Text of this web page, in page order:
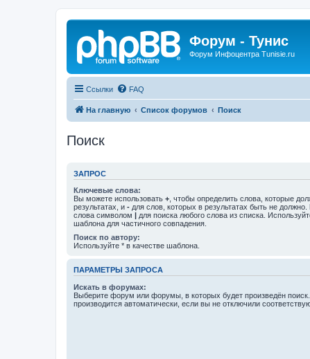
Форум - Тунис
Форум Инфоцентра Tunisie.ru
Ссылки FAQ
На главную Список форумов Поиск
Поиск
ЗАПРОС
Ключевые слова:
Вы можете использовать + , чтобы определить слова, которые
результатах, и - для слов, которых в результатах быть не
слова символом | для поиска любого слова из списка.
шаблона для частичного совпадения.
Поиск по автору:
Используйте * в качестве шаблона.
ПАРАМЕТРЫ ЗАПРОСА
Искать в форумах:
Выберите форум или форумы, в которых будет произведён
производится автоматически, если вы не отключили